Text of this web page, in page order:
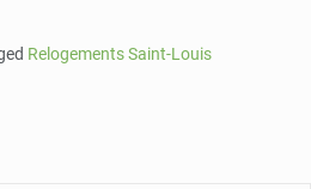
Relogements Saint-Louis